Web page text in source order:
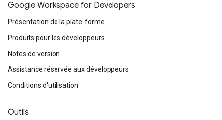
Google Workspace for Developers
Présentation de la plate-forme
Produits pour les développeurs
Notes de version
Assistance réservée aux développeurs
Conditions d'utilisation
Outils